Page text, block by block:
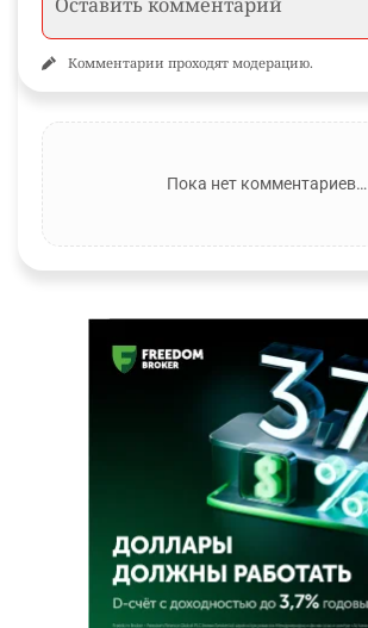
Комментарии проходят модерацию.
Пока нет комментариев…